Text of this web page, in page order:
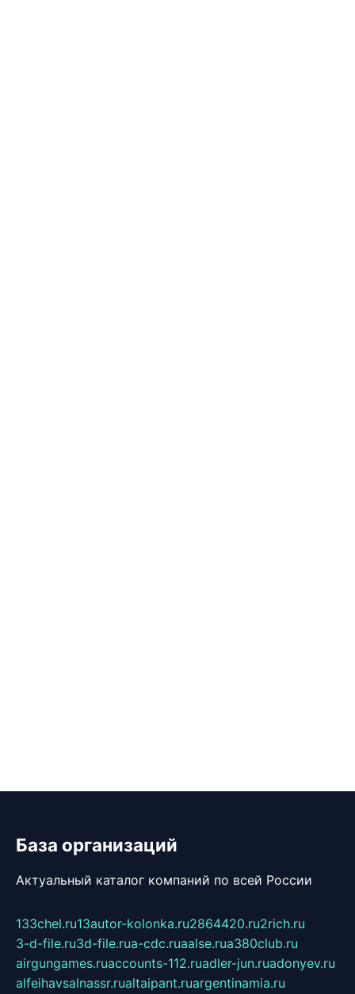
База организаций
Актуальный каталог компаний по всей России
133chel.ru13autor-kolonka.ru2864420.ru2rich.ru
3-d-file.ru3d-file.rua-cdc.ruaalse.rua380club.ru
airgungames.ruaccounts-112.ruadler-jun.ruadonyev.ru
alfeihavsalnassr.rualtaipant.ruargentinamia.ru